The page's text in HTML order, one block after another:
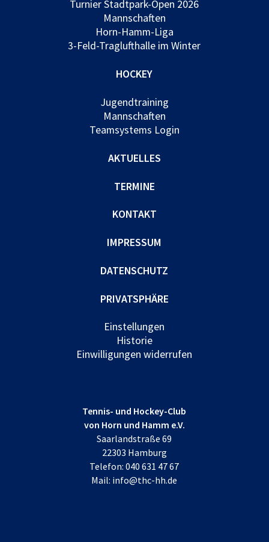
Turnier Stadtpark-Open 2026
Mannschaften
Horn-Hamm-Liga
3-Feld-Traglufthalle im Winter
HOCKEY
Jugendtraining
Mannschaften
Teamsystems Login
AKTUELLES
TERMINE
KONTAKT
IMPRESSUM
DATENSCHUTZ
PRIVATSPHÄRE
Einstellungen
Historie
Einwilligungen widerrufen
Tennis- und Hockey-Club
von Horn und Hamm e.V.
Saarlandstraße 69
22303 Hamburg
Telefon:040 631 47 67
Mail: info@thc-hh.de